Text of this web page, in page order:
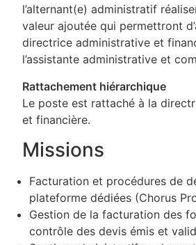
l’alternant(e) administratif
valeur ajoutée qui permettront
directrice administrative et
l’assistante administrative et
Rattachement hiérarchique
Le poste est rattaché à la
et financière.
Missions
Facturation et procédures de
plateforme dédiées (Chorus
Gestion de la facturation des
contrôle des devis émis et